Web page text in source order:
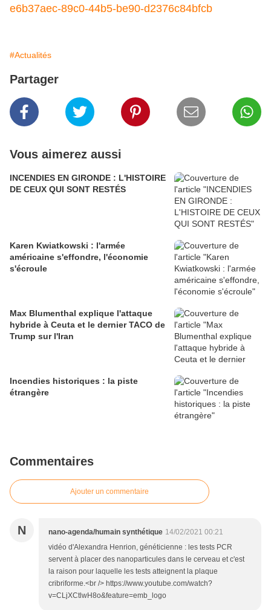
e6b37aec-89c0-44b5-be90-d2376c84bfcb
#Actualités
Partager
Vous aimerez aussi
INCENDIES EN GIRONDE : L'HISTOIRE
DE CEUX QUI SONT RESTÉS
Karen Kwiatkowski : l'armée
américaine s'effondre, l'économie
s'écroule
Max Blumenthal explique l'attaque
hybride à Ceuta et le dernier TACO de
Trump sur l'Iran
Incendies historiques : la piste
étrangère
Commentaires
Ajouter un commentaire
N nano-agenda/humain synthétique 14/02/2021 00:21
vidéo d'Alexandra Henrion, généticienne : les tests PCR
servent à placer des nanoparticules dans le cerveau et c'est
la raison pour laquelle les tests atteignent la plaque
cribriforme.<br /> https://www.youtube.com/watch?
v=CLjXCtlwH8o&feature=emb_logo